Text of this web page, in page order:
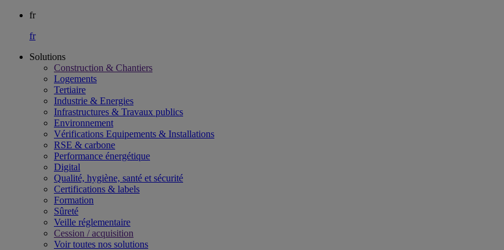
fr
fr
Solutions
Construction & Chantiers
Logements
Tertiaire​
Industrie & Energies
Infrastructures & Travaux publics​
Environnement​
Vérifications Equipements & Installations​
RSE & carbone​
Performance énergétique​
Digital
Qualité, hygiène, santé et sécurité​
Certifications & labels​
Formation​
Sûreté​
Veille réglementaire
Cession / acquisition​
Voir toutes nos solutions